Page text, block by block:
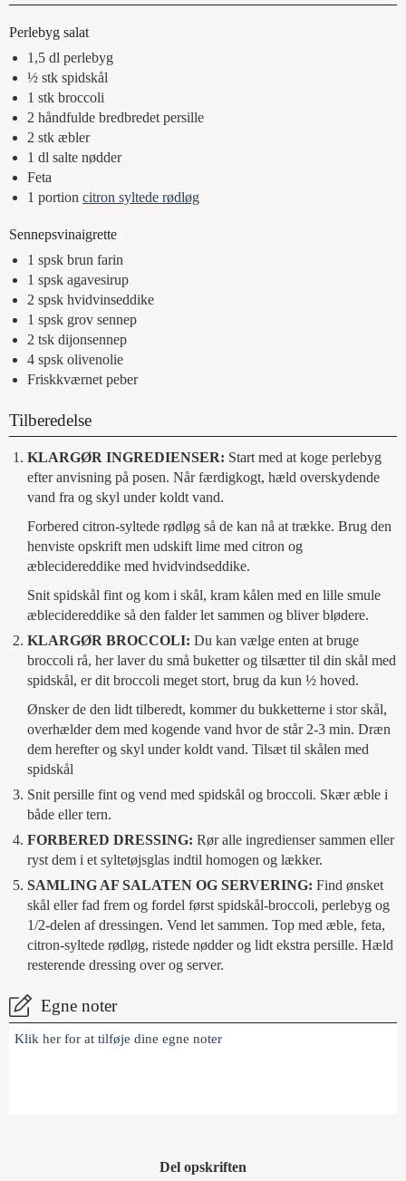
Perlebyg salat
1,5 dl perlebyg
½ stk spidskål
1 stk broccoli
2 håndfulde bredbredet persille
2 stk æbler
1 dl salte nødder
Feta
1 portion citron syltede rødløg
Sennepsvinaigrette
1 spsk brun farin
1 spsk agavesirup
2 spsk hvidvinseddike
1 spsk grov sennep
2 tsk dijonsennep
4 spsk olivenolie
Friskkværnet peber
Tilberedelse
KLARGØR INGREDIENSER: Start med at koge perlebyg
efter anvisning på posen. Når færdigkogt, hæld overskydende
vand fra og skyl under koldt vand.
Forbered citron-syltede rødløg så de kan nå at trække. Brug den
henviste opskrift men udskift lime med citron og
æblecidereddike med hvidvindseddike.
Snit spidskål fint og kom i skål, kram kålen med en lille smule
æblecidereddike så den falder let sammen og bliver blødere.
KLARGØR BROCCOLI: Du kan vælge enten at bruge
broccoli rå, her laver du små buketter og tilsætter til din skål med
spidskål, er dit broccoli meget stort, brug da kun ½ hoved.
Ønsker de den lidt tilberedt, kommer du bukketterne i stor skål,
overhælder dem med kogende vand hvor de står 2-3 min. Dræn
dem herefter og skyl under koldt vand. Tilsæt til skålen med
spidskål
Snit persille fint og vend med spidskål og broccoli. Skær æble i
både eller tern.
FORBERED DRESSING: Rør alle ingredienser sammen eller
ryst dem i et syltetøjsglas indtil homogen og lækker.
SAMLING AF SALATEN OG SERVERING: Find ønsket
skål eller fad frem og fordel først spidskål-broccoli, perlebyg og
1/2-delen af dressingen. Vend let sammen. Top med æble, feta,
citron-syltede rødløg, ristede nødder og lidt ekstra persille. Hæld
resterende dressing over og server.
Egne noter
Klik her for at tilføje dine egne noter
Del opskriften